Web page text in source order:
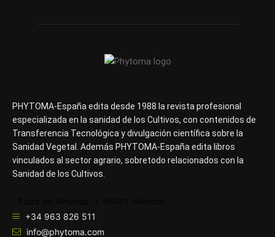
PHYTOMA-España edita desde 1988 la revista profesional
especializada en la sanidad de los Cultivos, con contenidos de
Transferencia Tecnológica y divulgación científica sobre la
Sanidad Vegetal. Además PHYTOMA-España edita libros
vinculados al sector agrario, sobretodo relacionados con la
Sanidad de los Cultivos.
+34 963 826 511
info@phytoma.com